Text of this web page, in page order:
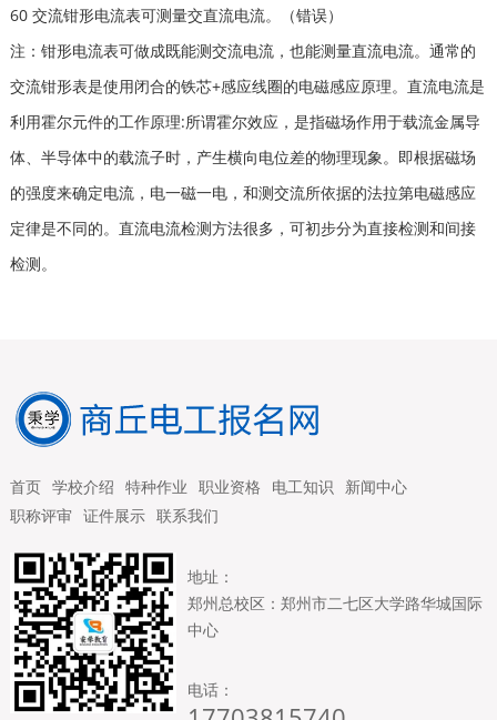
60 交流钳形电流表可测量交直流电流。（错误）
注：钳形电流表可做成既能测交流电流，也能测量直流电流。通常的
交流钳形表是使用闭合的铁芯+感应线圈的电磁感应原理。直流电流是
利用霍尔元件的工作原理:所谓霍尔效应，是指磁场作用于载流金属导
体、半导体中的载流子时，产生横向电位差的物理现象。即根据磁场
的强度来确定电流，电一磁一电，和测交流所依据的法拉第电磁感应
定律是不同的。直流电流检测方法很多，可初步分为直接检测和间接
检测。
首页 学校介绍 特种作业 职业资格 电工知识
新闻中心
职称评审 证件展示 联系我们
地址：
郑州总校区：郑州市二七区大学路华城国际
中心
电话：